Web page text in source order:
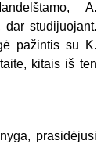
A.
studijuojant.
pažintis su K.
kitais iš ten
prasidėjusi